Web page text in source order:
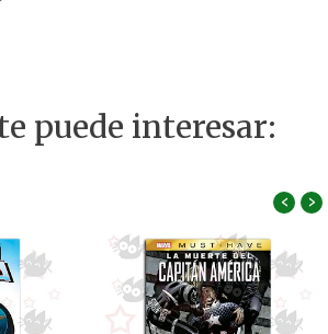
puede interesar:
‹ ›